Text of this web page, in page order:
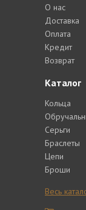
Каталог
Кольца
Серьги
Браслеты
Цепи
Броши
Весь
О нас
Доставка
Оплата
Кредит
Возврат